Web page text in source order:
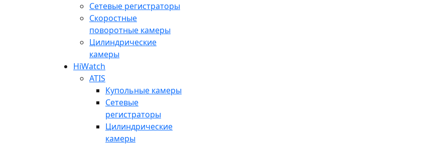
Сетевые регистраторы
Скоростные
поворотные камеры
Цилиндрические
камеры
HiWatch
ATIS
Купольные камеры
Сетевые
регистраторы
Цилиндрические
камеры